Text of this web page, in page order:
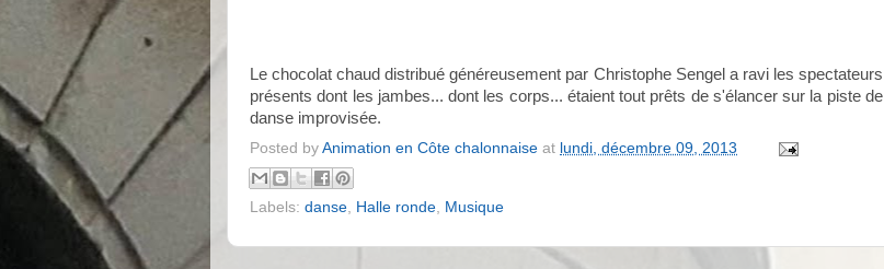
Le chocolat chaud distribué généreusement par Christophe Sengel a ravi les spectateurs
présents dont les jambes... dont les corps... étaient tout prêts de s'élancer sur la piste de
danse improvisée.
Posted by Animation en Côte chalonnaise at lundi, décembre 09, 2013
Labels: danse Halle ronde Musique